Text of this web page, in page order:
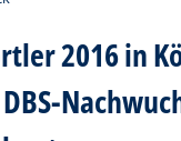
2016 in